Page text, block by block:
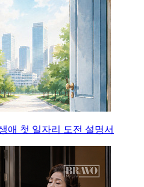
애 첫 일자리 도전 설명서